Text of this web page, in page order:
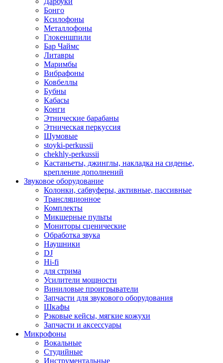
Бонго
Ксилофоны
Металлофоны
Глокеншпили
Бар Чаймс
Литавры
Маримбы
Вибрафоны
Ковбеллы
Бубны
Кабасы
Конги
Этнические барабаны
Этническая перкуссия
Шумовые
stoyki-perkussii
chekhly-perkussii
Кастаньеты, джинглы, накладка на сиденье,
крепление дополнений
Звуковое оборудование
Колонки, сабвуферы, активные, пассивные
Трансляционное
Комплекты
Микшерные пульты
Мониторы сценические
Обработка звука
Наушники
DJ
Hi-fi
для стрима
Усилители мощности
Виниловые проигрыватели
Запчасти для звукового оборудования
Шкафы
Рэковые кейсы, мягкие кожухи
Запчасти и аксессуары
Микрофоны
Вокальные
Студийные
Инструментальные